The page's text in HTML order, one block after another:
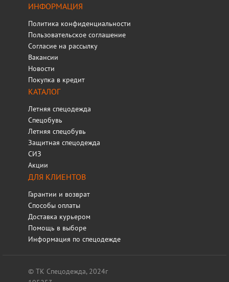
ИНФОРМАЦИЯ
Политика конфиденциальности
Пользовательское соглашение
Согласие на рассылку
Вакансии
Новости
Покупка в кредит
КАТАЛОГ
Летняя спецодежда
Спецобувь
Летняя спецобувь
Защитная спецодежда
СИЗ
Акции
ДЛЯ КЛИЕНТОВ
Гарантии и возврат
Способы оплаты
Доставка курьером
Помощь в выборе
Информация по спецодежде
© ТК Спецодежда, 2024г